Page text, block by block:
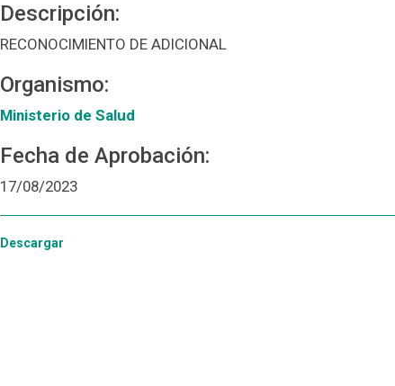
Descripción:
RECONOCIMIENTO DE ADICIONAL
Organismo:
Ministerio de Salud
Fecha de Aprobación:
17/08/2023
Descargar